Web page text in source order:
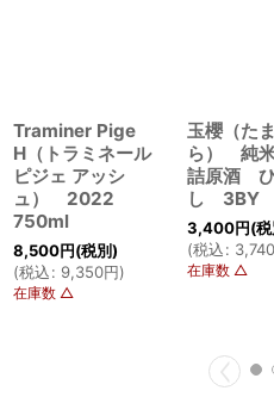
Traminer Pige
H（トラミネール
ピジェ アッシ
ュ） 2022
750ml
8,500円(税別)
(税込: 9,350円)
在庫数 △
玉櫻（た
ら） 純
詰原酒
し 3BY
3,400円(
(税込: 3,740
在庫数 △